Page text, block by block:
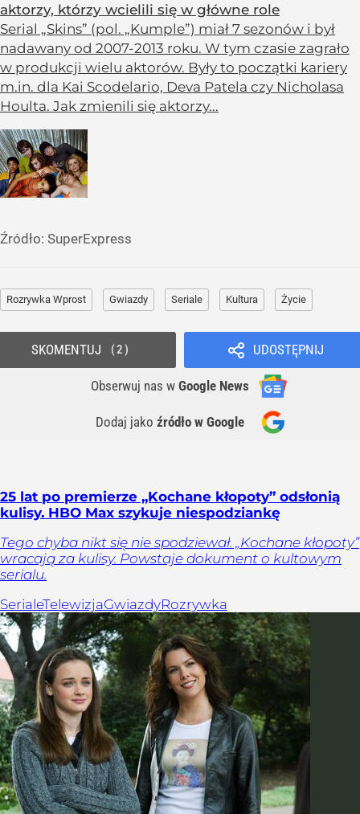
aktorzy, którzy wcielili się w główne role
Serial „Skins” (pol. „Kumple”) miał 7 sezonów i był
nadawany od 2007-2013 roku. W tym czasie zagrało
w produkcji wielu aktorów. Były to początki kariery
m.in. dla Kai Scodelario, Deva Patela czy Nicholasa
Houlta. Jak zmienili się aktorzy...
Źródło: SuperExpress
Rozrywka Wprost Gwiazdy Seriale Kultura Życie
UDOSTĘPNIJ
Obserwuj nas w Google News
Dodaj jako źródło w Google
SKOMENTUJ 2
25 lat po premierze „Kochane kłopoty” odsłonią
kulisy. HBO Max szykuje niespodziankę
Tego chyba nikt się nie spodziewał. „Kochane kłopoty”
wracają za kulisy. Powstaje dokument o kultowym
serialu.
SerialeTelewizjaGwiazdyRozrywka